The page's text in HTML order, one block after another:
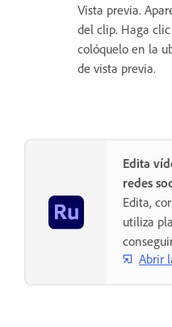
Vista previa.
del clip. Haga
colóquelo en la
de vista previa.
Edita
redes
Edita,
utiliza
Abrir